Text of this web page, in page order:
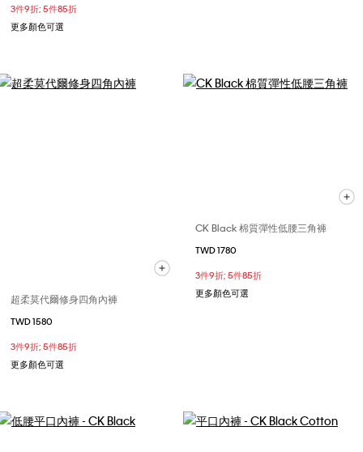
3件9折; 5件85折
更多顏色可選
超柔莫代爾修身四角內褲
TWD 1580
3件9折; 5件85折
更多顏色可選
CK Black 棉質彈性低腰三角褲
TWD 1780
3件9折; 5件85折
更多顏色可選